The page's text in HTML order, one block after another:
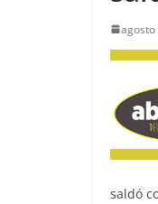
agosto
saldó